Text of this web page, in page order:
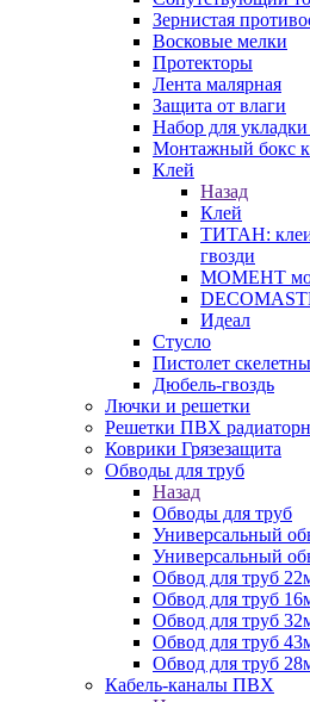
Зернистая
Восковые мелки
Протекторы
Лента малярная
Защита от влаги
Набор для
Монтажный бокс
Клей
Назад
Клей
ТИТАН:
гвозди
МОМЕНТ
Идеал
Стусло
Пистолет
Дюбель-гвоздь
Лючки и решетки
Решетки ПВХ
Коврики Грязезащита
Обводы для труб
Назад
Обводы для труб
Универсальный
Универсальный
Обвод для труб
Обвод для труб
Обвод для труб
Обвод для труб
Обвод для труб
Кабель-каналы ПВХ